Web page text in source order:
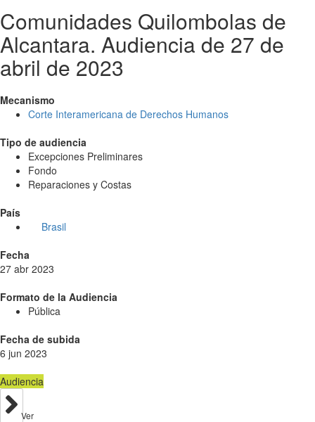
Comunidades Quilombolas de
Alcantara. Audiencia de 27 de
abril de 2023
Mecanismo
Corte Interamericana de Derechos Humanos
Tipo de audiencia
Excepciones Preliminares
Fondo
Reparaciones y Costas
País
Brasil
Fecha
27 abr 2023
Formato de la Audiencia
Pública
Fecha de subida
6 jun 2023
Audiencia
Ver